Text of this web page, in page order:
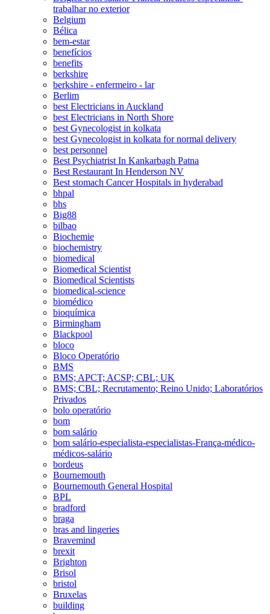
trabalhar no exterior
Belgium
Bélica
bem-estar
benefícios
benefits
berkshire
berkshire - enfermeiro - lar
Berlim
best Electricians in Auckland
best Electricians in North Shore
best Gynecologist in kolkata
best Gynecologist in kolkata for normal delivery
best personnel
Best Psychiatrist In Kankarbagh Patna
Best Restaurant In Henderson NV
Best stomach Cancer Hospitals in hyderabad
bhpal
bhs
Big88
bilbao
Biochemie
biochemistry
biomedical
Biomedical Scientist
Biomedical Scientists
biomedical-science
biomédico
bioquímica
Birmingham
Blackpool
bloco
Bloco Operatório
BMS
BMS; APCT; ACSP; CBL; UK
BMS; CBL; Recrutamento; Reino Unido; Laboratórios
Privados
bolo operatório
bom
bom salário
bom salário-especialista-especialistas-França-médico-
médicos-salário
bordeus
Bournemouth
Bournemouth General Hospital
BPL
bradford
braga
bras and lingeries
Bravemind
brexit
Brighton
Brisol
bristol
Bruxelas
building